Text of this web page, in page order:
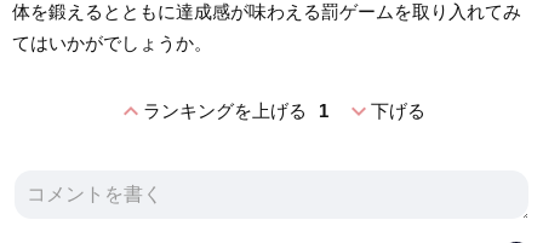
体を鍛えるとともに達成感が味わえる罰ゲームを取り入れてみ
てはいかがでしょうか。
expand_lessランキングを上げる 1 expand_more下げる